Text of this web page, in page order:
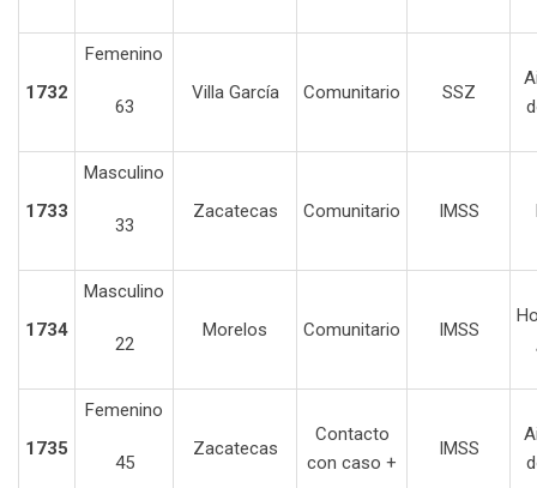
1732
Femenino
63
Villa García Comunitario SSZ
1733
Masculino
33
Zacatecas Comunitario IMSS
1734
Masculino
22
Morelos Comunitario IMSS
1735
Femenino
45
Zacatecas
Contacto
con caso +
IMSS